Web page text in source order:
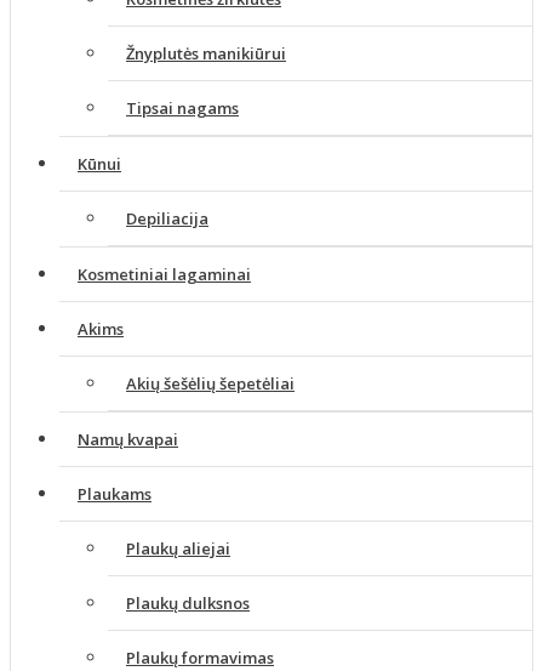
Žnyplutės manikiūrui
Tipsai nagams
Kūnui
Depiliacija
Kosmetiniai lagaminai
Akims
Akių šešėlių šepetėliai
Namų kvapai
Plaukams
Plaukų aliejai
Plaukų dulksnos
Plaukų formavimas